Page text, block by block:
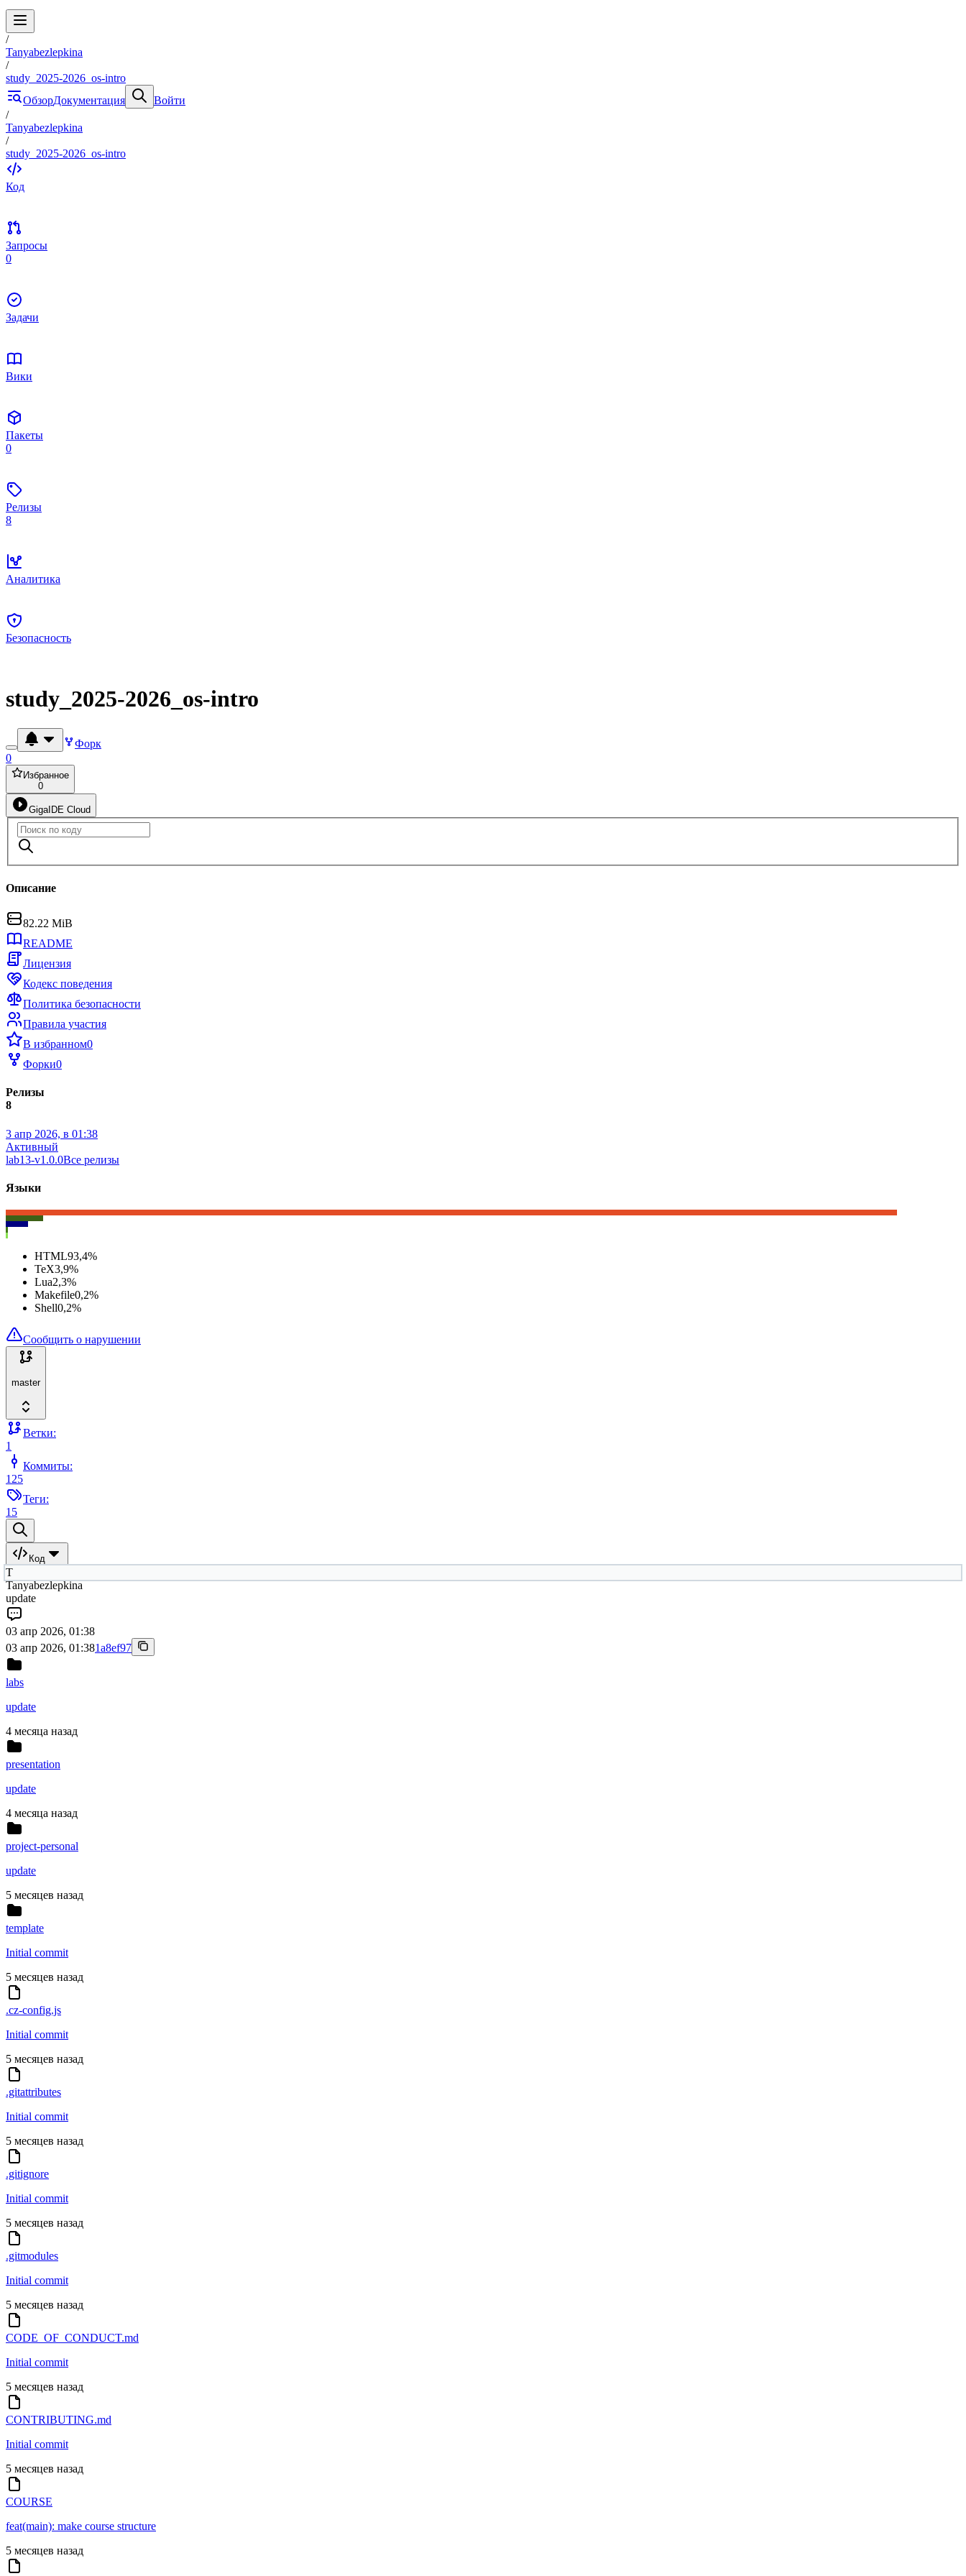
/
Tanyabezlepkina
/
study_2025-2026_os-intro
ОбзорДокументация
Войти
/
Tanyabezlepkina
/
study_2025-2026_os-intro
Код
Запросы
0
Задачи
Вики
Пакеты
0
Релизы
8
Аналитика
Безопасность
study_2025-2026_os-intro
Форк
0
Избранное
0
GigaIDE Cloud
Описание
82.22 MiB
README
Лицензия
Кодекс поведения
Политика безопасности
Правила участия
В избранном0
Форки0
Релизы
8
3 апр 2026, в 01:38
Активный
lab13-v1.0.0Все релизы
Языки
HTML93,4%
TeX3,9%
Lua2,3%
Makefile0,2%
Shell0,2%
Сообщить о нарушении
master
Ветки:
1
Коммиты:
125
Теги:
15
Код
T
Tanyabezlepkina
update
03 апр 2026, 01:38
03 апр 2026, 01:381a8ef97
labs
update
4 месяца назад
presentation
update
4 месяца назад
project-personal
update
5 месяцев назад
template
Initial commit
5 месяцев назад
.cz-config.js
Initial commit
5 месяцев назад
.gitattributes
Initial commit
5 месяцев назад
.gitignore
Initial commit
5 месяцев назад
.gitmodules
Initial commit
5 месяцев назад
CODE_OF_CONDUCT.md
Initial commit
5 месяцев назад
CONTRIBUTING.md
Initial commit
5 месяцев назад
COURSE
feat(main): make course structure
5 месяцев назад